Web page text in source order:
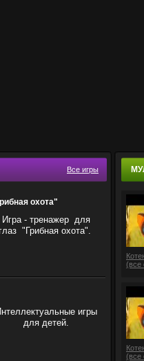
Все игры
охота"
Игра - тренажер для
глаз "Грибная охота".
игры
для детей.
(все
(все